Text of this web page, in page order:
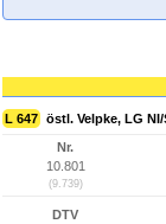
L 647 östl. Velpke, LG
Nr.
10.801
(9.739)
DTV